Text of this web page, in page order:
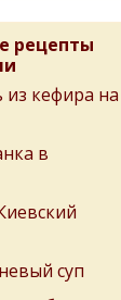
рецепты
кефира на
в
суп